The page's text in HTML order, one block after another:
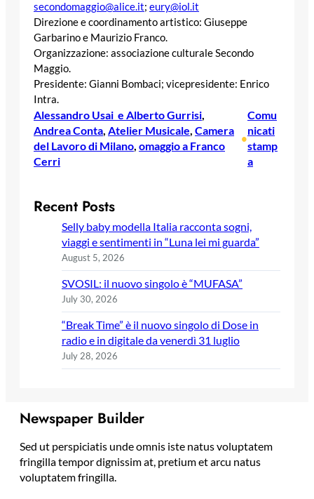
secondomaggio@alice.it; eury@iol.it
Direzione e coordinamento artistico: Giuseppe
Garbarino e Maurizio Franco.
Organizzazione: associazione culturale Secondo
Maggio.
Presidente: Gianni Bombaci; vicepresidente: Enrico
Intra.
Alessandro Usai e Alberto Gurrisi
Andrea Conta, Atelier Musicale, Camera
del Lavoro di Milano, omaggio a Franco
Cerri
•
Comu
nicati
stamp
a
Recent Posts
Selly baby modella Italia racconta sogni,
viaggi e sentimenti in “Luna lei mi guarda”
August 5, 2026
SVOSIL: il nuovo singolo è “MUFASA”
July 30, 2026
“Break Time” è il nuovo singolo di Dose in
radio e in digitale da venerdì 31 luglio
July 28, 2026
Newspaper Builder
Sed ut perspiciatis unde omnis iste natus voluptatem
fringilla tempor dignissim at, pretium et arcu natus
voluptatem fringilla.